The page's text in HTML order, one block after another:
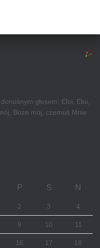
głosem: Eloi, Eloi,
Boże mój, czemuś Mnie
P S N
2 3 4
9 10 11
16 17 18